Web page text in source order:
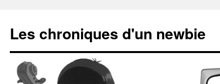
Les chroniques d'un newbie